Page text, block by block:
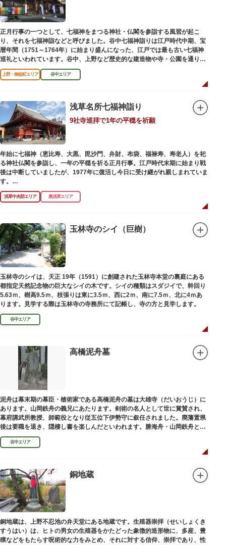
正月行事の一つとして、七福神をまつる神社・仏閣を参詣する風習が起こ
り、それを七福神詣などと呼びました。谷中七福神詣りは江戸時代中期、宝
暦年間（1751～1764年）に始まり盛んになった、江戸では最も古い七福神
巡礼といわれています。谷中、上野など歴史的な建造物や寺・公園を通りな
がら、ゆっくりと一日散策が楽しめるコースになっています。
上野・御徒町エリア 谷中エリア
浅草名所七福神詣り
9社寺巡拝で1年の平穏を祈願
年始に七福神（恵比寿、大黒、毘沙門、弁財、布袋、福禄寿、寿老人）を祀
る神社仏閣を参詣し、一年の平穏を祈る正月行事。江戸時代末期に始まり戦
後は中断していましたが、1977年に復活し今日に受け継がれ親しまれていま
す。
浅草名所七福神の特徴は福禄寿、寿老人が2社ずつあり、巡る社寺が9ヶ所あ
るところ。九は数の究み、鳩と言う字にも使われていて、鳩は「集まる」と
絵馬をつけ、色紙・福絵に御朱印をいただきながら巡拝しましょう。
江戸文化発祥の地といわれる浅草には、観音様の境内を中心として広く各所
に名所・旧跡があります。七福神をめぐる途中、これらの名跡も訪ねながら
江戸文化の面影を偲んでみてはいかがでしょうか。
御利益にあやかりながらの散策は、福徳と心の安らぎを与えてくれることで
しょう。
浅草中央部エリア 奥浅草エリア
玉林寺のシイ（巨樹）
玉林寺のシイは、天正 19年（1591）に創建された玉林寺本堂の裏庭にある
都指定天然記念物の巨大なシイの木です。シイの種類はスダジイで、幹回り
5.63ｍ、樹高9.5ｍ、枝張りは東に3.5ｍ、西に2ｍ、南に7.5ｍ、北に4ｍあ
ります。見学する際は玉林寺の寺務所にて記帳し、寺の方と見学します。
谷中エリア
高橋泥舟墓
泥舟は幕末期の幕臣・槍術家である高橋泥舟の墓は大雄寺（だいおうじ）に
あります。山岡鉄舟の義兄にあたります。剣術の名人として世に賞賛され、
幕府講武所教授、師範役となり従五位下伊勢守に叙任されました。廃藩置県
後は要職を退き、隠棲し書を楽しんだといわれます。勝海舟・山岡鉄舟と共
に幕末の三舟といわれています。
谷中エリア
銅地蔵
銅地蔵は、上野不忍池の弁天堂にある地蔵です。生殖器崇拝（せいしょくき
すうはい）は、ヒトの男女の生殖器をかたどった象徴的造形物に、多産、豊
穣などをもたらす呪術的な力をみとめ、それに対する信仰、崇拝であり、性